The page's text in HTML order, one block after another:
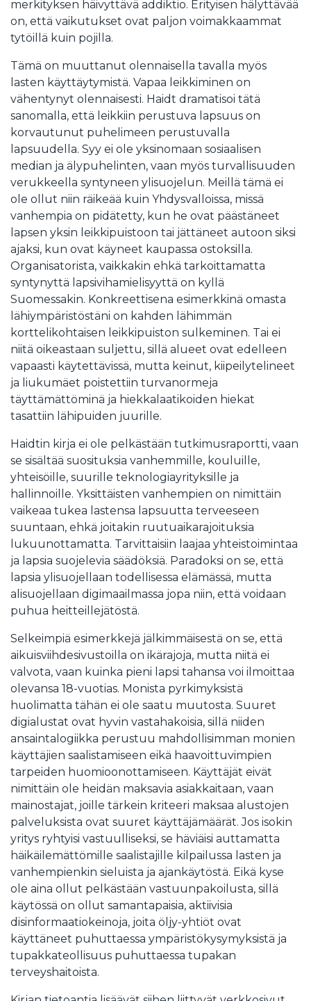
merkityksen häivyttävä addiktio. Erityisen hälyttävää
on, että vaikutukset ovat paljon voimakkaammat
tytöillä kuin pojilla.
Tämä on muuttanut olennaisella tavalla myös
lasten käyttäytymistä. Vapaa leikkiminen on
vähentynyt olennaisesti. Haidt dramatisoi tätä
sanomalla, että leikkiin perustuva lapsuus on
korvautunut puhelimeen perustuvalla
lapsuudella. Syy ei ole yksinomaan sosiaalisen
median ja älypuhelinten, vaan myös turvallisuuden
verukkeella syntyneen ylisuojelun. Meillä tämä ei
ole ollut niin räikeää kuin Yhdysvalloissa, missä
vanhempia on pidätetty, kun he ovat päästäneet
lapsen yksin leikkipuistoon tai jättäneet autoon siksi
ajaksi, kun ovat käyneet kaupassa ostoksilla.
Organisatorista, vaikkakin ehkä tarkoittamatta
syntynyttä lapsivihamielisyyttä on kyllä
Suomessakin. Konkreettisena esimerkkinä omasta
lähiympäristöstäni on kahden lähimmän
korttelikohtaisen leikkipuiston sulkeminen. Tai ei
niitä oikeastaan suljettu, sillä alueet ovat edelleen
vapaasti käytettävissä, mutta keinut, kiipeilytelineet
ja liukumäet poistettiin turvanormeja
täyttämättöminä ja hiekkalaatikoiden hiekat
tasattiin lähipuiden juurille.
Haidtin kirja ei ole pelkästään tutkimusraportti, vaan
se sisältää suosituksia vanhemmille, kouluille,
yhteisöille, suurille teknologiayrityksille ja
hallinnoille. Yksittäisten vanhempien on nimittäin
vaikeaa tukea lastensa lapsuutta terveeseen
suuntaan, ehkä joitakin ruutuaikarajoituksia
lukuunottamatta. Tarvittaisiin laajaa yhteistoimintaa
ja lapsia suojelevia säädöksiä. Paradoksi on se, että
lapsia ylisuojellaan todellisessa elämässä, mutta
alisuojellaan digimaailmassa jopa niin, että voidaan
puhua heitteillejätöstä.
Selkeimpiä esimerkkejä jälkimmäisestä on se, että
aikuisviihdesivustoilla on ikärajoja, mutta niitä ei
valvota, vaan kuinka pieni lapsi tahansa voi ilmoittaa
olevansa 18-vuotias. Monista pyrkimyksistä
huolimatta tähän ei ole saatu muutosta. Suuret
digialustat ovat hyvin vastahakoisia, sillä niiden
ansaintalogiikka perustuu mahdollisimman monien
käyttäjien saalistamiseen eikä haavoittuvimpien
tarpeiden huomioonottamiseen. Käyttäjät eivät
nimittäin ole heidän maksavia asiakkaitaan, vaan
mainostajat, joille tärkein kriteeri maksaa alustojen
palveluksista ovat suuret käyttäjämäärät. Jos isokin
yritys ryhtyisi vastuulliseksi, se häviäisi auttamatta
häikäilemättömille saalistajille kilpailussa lasten ja
vanhempienkin sieluista ja ajankäytöstä. Eikä kyse
ole aina ollut pelkästään vastuunpakoilusta, sillä
käytössä on ollut samantapaisia, aktiivisia
disinformaatiokeinoja, joita öljy-yhtiöt ovat
käyttäneet puhuttaessa ympäristökysymyksistä ja
tupakkateollisuus puhuttaessa tupakan
terveyshaitoista.